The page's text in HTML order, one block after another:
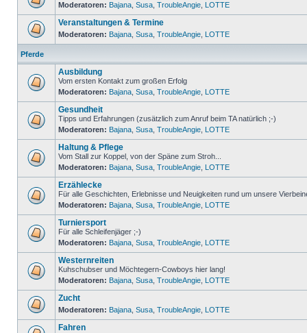
Moderatoren: Bajana Susa TroubleAngie LOTTE
Veranstaltungen & Termine
Moderatoren: Bajana Susa TroubleAngie LOTTE
Pferde
Ausbildung
Vom ersten Kontakt zum großen Erfolg
Moderatoren: Bajana Susa TroubleAngie LOTTE
Gesundheit
Tipps und Erfahrungen (zusätzlich zum Anruf beim TA natürlich ;-)
Moderatoren: Bajana Susa TroubleAngie LOTTE
Haltung & Pflege
Vom Stall zur Koppel, von der Späne zum Stroh...
Moderatoren: Bajana Susa TroubleAngie LOTTE
Erzählecke
Für alle Geschichten, Erlebnisse und Neuigkeiten rund um unsere
Moderatoren: Bajana Susa TroubleAngie LOTTE
Turniersport
Für alle Schleifenjäger ;-)
Moderatoren: Bajana Susa TroubleAngie LOTTE
Westernreiten
Kuhschubser und Möchtegern-Cowboys hier lang!
Moderatoren: Bajana Susa TroubleAngie LOTTE
Zucht
Moderatoren: Bajana Susa TroubleAngie LOTTE
Fahren